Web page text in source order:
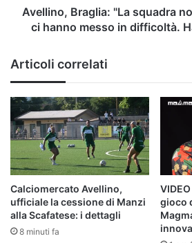
hanno
messo
Hanno
dato
tutto"
Avellino, Braglia: "La squadra
ci hanno messo in difficoltà.
Articoli correlati
Calciomercato Avellino,
ufficiale la cessione di Manzi
alla Scafatese: i dettagli
8 minuti fa
gioco